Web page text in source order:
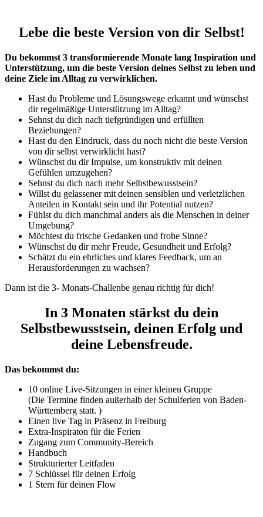
Lebe die beste Version von dir Selbst!
Du bekommst 3 transformierende Monate lang Inspiration und
Unterstützung, um die beste Version deines Selbst zu leben und
deine Ziele im Alltag zu verwirklichen.
Hast du Probleme und Lösungswege erkannt und wünschst
dir regelmäßige Unterstützung im Alltag?
Sehnst du dich nach tiefgründigen und erfüllten
Beziehungen?
Hast du den Eindruck, dass du noch nicht die beste Version
von dir selbst verwirklicht hast?
Wünschst du dir Impulse, um konstruktiv mit deinen
Gefühlen umzugehen?
Sehnst du dich nach mehr Selbstbewusstsein?
Willst du gelassener mit deinen sensiblen und verletzlichen
Anteilen in Kontakt sein und ihr Potential nutzen?
Fühlst du dich manchmal anders als die Menschen in deiner
Umgebung?
Möchtest du frische Gedanken und frohe Sinne?
Wünschst du dir mehr Freude, Gesundheit und Erfolg?
Schätzt du ein ehrliches und klares Feedback, um an
Herausforderungen zu wachsen?
Dann ist die 3- Monats-Challenbe genau richtig für dich!
In 3 Monaten stärkst du dein
Selbstbewusstsein, deinen Erfolg und
deine Lebensfreude.
Das bekommst du:
10 online Live-Sitzungen in einer kleinen Gruppe
(Die Termine finden außerhalb der Schulferien von Baden-
Württemberg statt. )
Einen live Tag in Präsenz in Freiburg
Extra-Inspiraton für die Ferien
Zugang zum Community-Bereich
Handbuch
Strukturierter Leitfaden
7 Schlüssel für deinen Erfolg
1 Stern für deinen Flow